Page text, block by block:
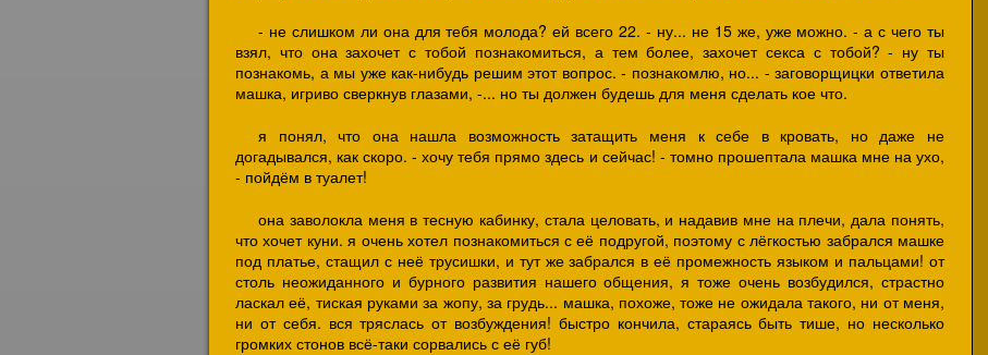
- не слишком ли она для тебя молода? ей всего 22. - ну... не 15 же, уже можно. - а с чего ты
взял, что она захочет с тобой познакомиться, а тем более, захочет секса с тобой? - ну ты
познакомь, а мы уже как-нибудь решим этот вопрос. - познакомлю, но... - заговорщицки ответила
машка, игриво сверкнув глазами, -... но ты должен будешь для меня сделать кое что.
я понял, что она нашла возможность затащить меня к себе в кровать, но даже не
догадывался, как скоро. - хочу тебя прямо здесь и сейчас! - томно прошептала машка мне на ухо,
- пойдём в туалет!
она заволокла меня в тесную кабинку, стала целовать, и надавив мне на плечи, дала понять,
что хочет куни. я очень хотел познакомиться с её подругой, поэтому с лёгкостью забрался машке
под платье, стащил с неё трусишки, и тут же забрался в её промежность языком и пальцами! от
столь неожиданного и бурного развития нашего общения, я тоже очень возбудился, страстно
ласкал её, тиская руками за жопу, за грудь... машка, похоже, тоже не ожидала такого, ни от меня,
ни от себя. вся тряслась от возбуждения! быстро кончила, стараясь быть тише, но несколько
громких стонов всё-таки сорвались с её губ!